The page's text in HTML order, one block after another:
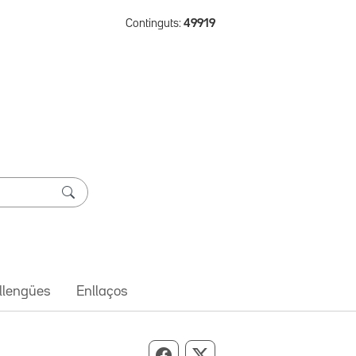
Continguts: 49919
Enllaços